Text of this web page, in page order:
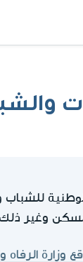
وغير
وزارة الرفاه